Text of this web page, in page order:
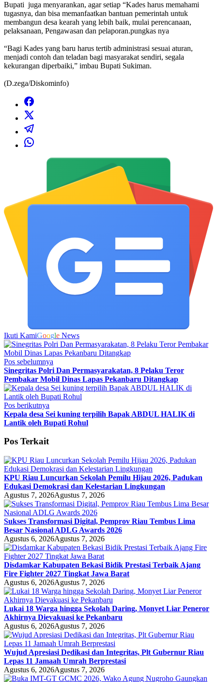
Bupati ‎ juga menyarankan, agar setiap “Kades harus memahami
tugasnya, dan bisa memanfaatkan bantuan pemerintah untuk
membangun desa kearah yang lebih baik, mulai perencanaan,
pelaksanaan, Pengawasan dan pelaporan.pungkas nya
“Bagi Kades yang baru harus tertib administrasi sesuai aturan,
menjadi contoh dan teladan bagi masyarakat sendiri, segala
kekurangan diperbaiki,” imbau Bupati Sukiman.
(D.zega/Diskominfo)
Ikuti KamiGoogle News
Pos sebelumnya
Sinegritas Polri Dan Permasyarakatan, 8 Pelaku Teror
Pembakar Mobil Dinas Lapas Pekanbaru Ditangkap
Pos berikutnya
Kepala desa Sei kuning terpilih Bapak ABDUL HALIK di
Lantik oleh Bupati Rohul
Pos Terkait
KPU Riau Luncurkan Sekolah Pemilu Hijau 2026, Padukan
Edukasi Demokrasi dan Kelestarian Lingkungan
Agustus 7, 2026Agustus 7, 2026
Sukses Transformasi Digital, Pemprov Riau Tembus Lima
Besar Nasional ADLG Awards 2026
Agustus 6, 2026Agustus 7, 2026
Disdamkar Kabupaten Bekasi Bidik Prestasi Terbaik Ajang
Fire Fighter 2027 Tingkat Jawa Barat
Agustus 6, 2026Agustus 7, 2026
Lukai 18 Warga hingga Sekolah Daring, Monyet Liar Peneror
Akhirnya Dievakuasi ke Pekanbaru
Agustus 6, 2026Agustus 7, 2026
Wujud Apresiasi Dedikasi dan Integritas, Plt Gubernur Riau
Lepas 11 Jamaah Umrah Berprestasi
Agustus 6, 2026Agustus 7, 2026